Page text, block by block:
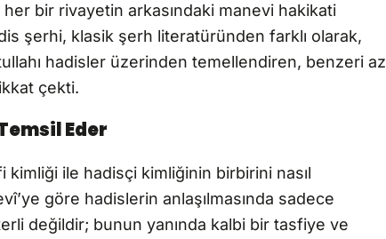
bir rivayetin arkasındaki manevi hakikati
şerhi, klasik şerh literatüründen farklı olarak,
hadisler üzerinden temellendiren, benzeri az
çekti.
Eder
kimliği ile hadisçi kimliğinin birbirini nasıl
göre hadislerin anlaşılmasında sadece
değildir; bunun yanında kalbi bir tasfiye ve